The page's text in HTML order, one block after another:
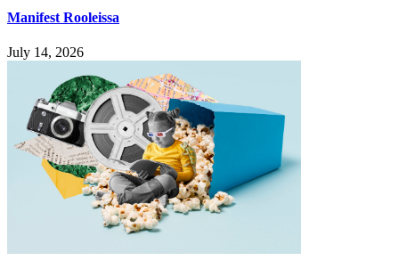
Manifest Rooleissa
July 14, 2026